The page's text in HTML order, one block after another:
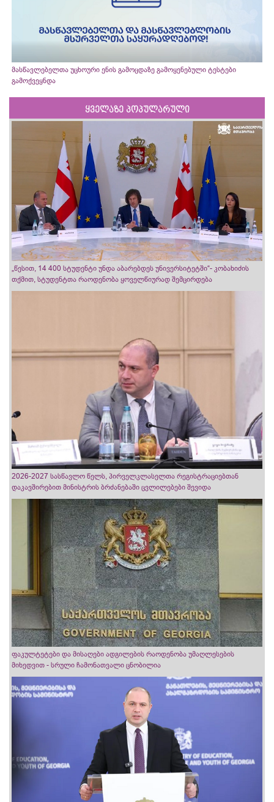
მასწავლებელთა უცხოური ენის გამოცდაზე გამოყენებული ტესტები
გამოქვეყნდა
ყველაზე პოპულარული
„წესით, 14 400 სტუდენტი უნდა აბარებდეს უნივერსიტეტში“- კობახიძის
თქმით, სტუდენტთა რაოდენობა ყოველწიურად შემცირდება
2026-2027 სასწავლო წელს, პირველკლასელთა რეგისტრაციებთან
დაკავშირებით მინისტრის ბრძანებაში ცვლილებები შევიდა
ფაკულტეტები და მისაღები ადგილების რაოდენობა უმაღლესების
მიხედვით - სრული ჩამონათვალი ცნობილია